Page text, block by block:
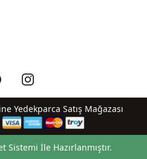
Yedekparca Satış Mağazası
Sistemi İle Hazırlanmıştır.